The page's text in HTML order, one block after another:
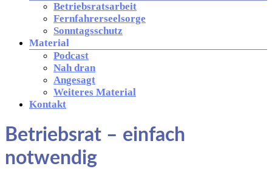
Kirche
Arbeitswelt
Betriebsratsarbeit
Fernfahrerseelsorge
Sonntagsschutz
Material
Podcast
Nah dran
Angesagt
Weiteres Material
Kontakt
Betriebsrat – einfach
notwendig